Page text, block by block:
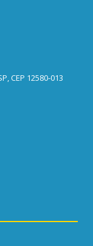
CEP 12580-013